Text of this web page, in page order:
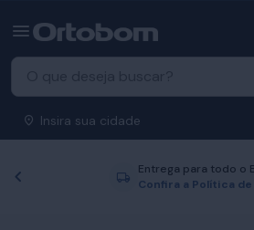
Insira sua cidade
Entrega para todo o
Confira a Política
Anterior